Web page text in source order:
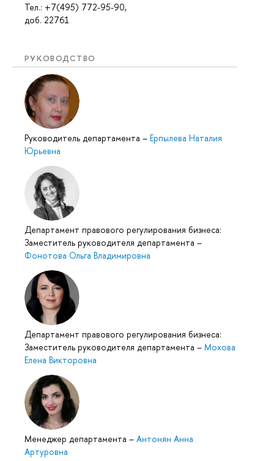
Тел.: +7(495) 772-95-90,
доб. 22761
РУКОВОДСТВО
Руководитель департамента – Ерпылева Наталия
Юрьевна
Департамент правового регулирования бизнеса:
Заместитель руководителя департамента –
Фонотова Ольга Владимировна
Департамент правового регулирования бизнеса:
Заместитель руководителя департамента – Мохова
Елена Викторовна
Менеджер департамента – Антонян Анна
Артуровна